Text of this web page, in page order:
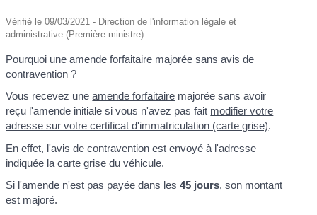
Vérifié le 09/03/2021 - Direction de l'information légale et
administrative (Première ministre)
Pourquoi une amende forfaitaire majorée sans avis de
contravention ?
Vous recevez uneamende forfaitaire majorée sans avoir
reçu l'amende initiale si vous n'avez pas fait modifier votre
adresse sur votre certificat d'immatriculation (carte grise).
En effet, l'avis de contravention est envoyé à l'adresse
indiquée la carte grise du véhicule.
Si l'amende n'est pas payée dans les45 jours, son montant
est majoré.